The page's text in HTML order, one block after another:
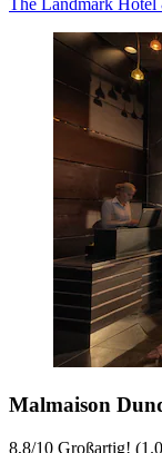
The Landmark
Malmaison
8,8/10 Großartig!